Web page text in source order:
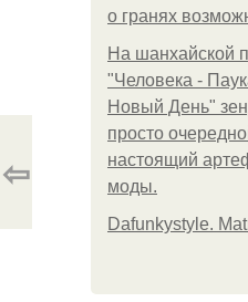
о гранях
На шанхайской
"Человека -
Новый День"
просто
настоящий
моды.
Dafunkystyle.
⇦